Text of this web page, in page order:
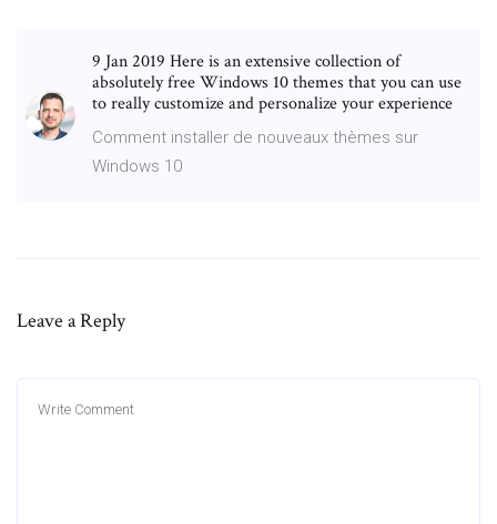
9 Jan 2019 Here is an extensive collection of
absolutely free Windows 10 themes that you can use
to really customize and personalize your experience
Comment installer de nouveaux thèmes sur
Windows 10
Leave a Reply